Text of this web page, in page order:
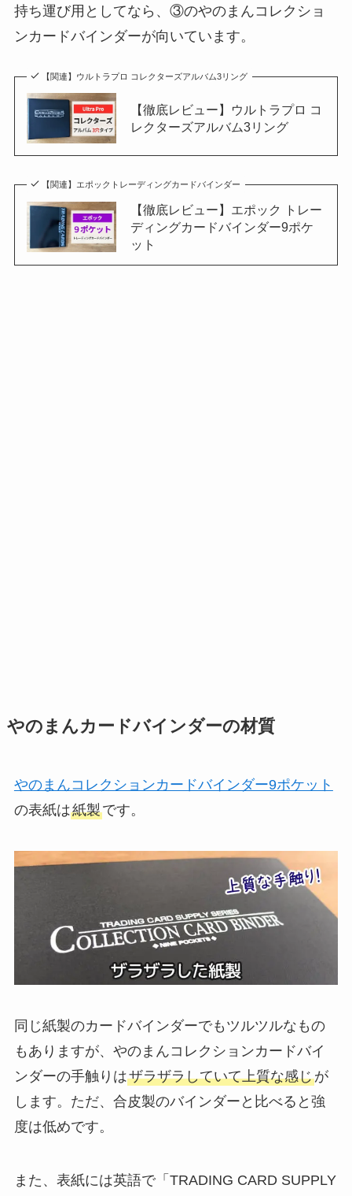
持ち運び用としてなら、③のやのまんコレクショ
ンカードバインダーが向いています。
【関連】ウルトラプロ コレクターズアルバム3リング
【徹底レビュー】ウルトラプロ コ
レクターズアルバム3リング
【関連】エポックトレーディングカードバインダー
【徹底レビュー】エポック トレー
ディングカードバインダー9ポケ
ット
やのまんカードバインダーの材質
やのまんコレクションカードバインダー9ポケット
の表紙は紙製です。
同じ紙製のカードバインダーでもツルツルなもの
もありますが、やのまんコレクションカードバイ
ンダーの手触りはザラザラしていて上質な感じが
します。ただ、合皮製のバインダーと比べると強
度は低めです。
また、表紙には英語で「TRADING CARD SUPPLY